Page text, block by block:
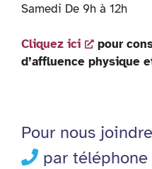
Samedi De 9h à 12h
Cliquez ici
pour
d’affluence physique
Pour nous
par téléphone